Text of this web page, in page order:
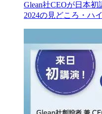
Glean社CEOが日本
2024の見どころ・ハ